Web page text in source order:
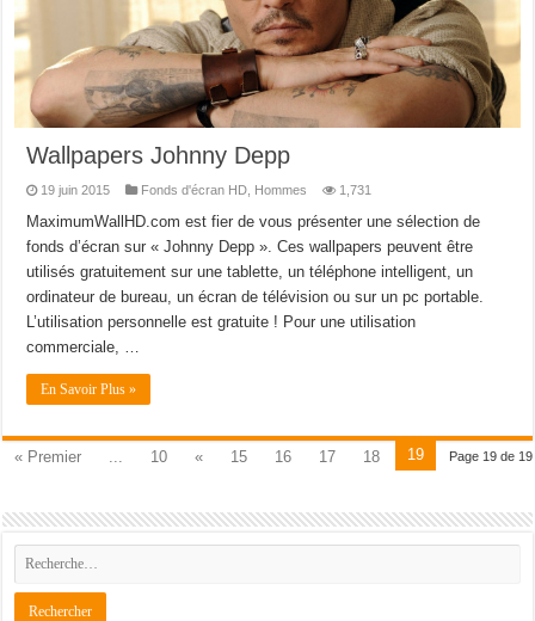
Wallpapers Johnny Depp
19 juin 2015 Fonds d'écran HD Hommes 1,731
MaximumWallHD.com est fier de vous présenter une sélection de
fonds d’écran sur « Johnny Depp ». Ces wallpapers peuvent être
utilisés gratuitement sur une tablette, un téléphone intelligent, un
ordinateur de bureau, un écran de télévision ou sur un pc portable.
L’utilisation personnelle est gratuite ! Pour une utilisation
commerciale, …
En Savoir Plus »
Page 19 de 19
« Premier ... 10 « 15 16 17 18 19